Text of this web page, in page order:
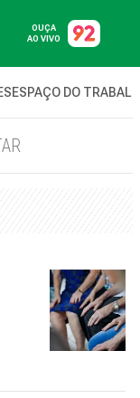
OUÇA
AO VIVO
ESPAÇO DO